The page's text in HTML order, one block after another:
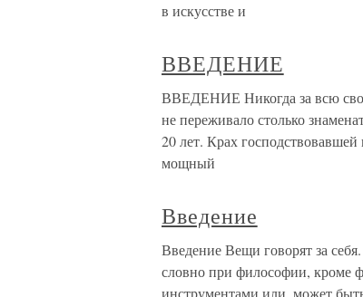
в искусстве и
ВВЕДЕНИЕ
ВВЕДЕНИЕ Никогда за всю
не переживало столько
20 лет. Крах
мощный
Введение
Введение Вещи говорят за
словно при философии, кроме
инструментами или, может